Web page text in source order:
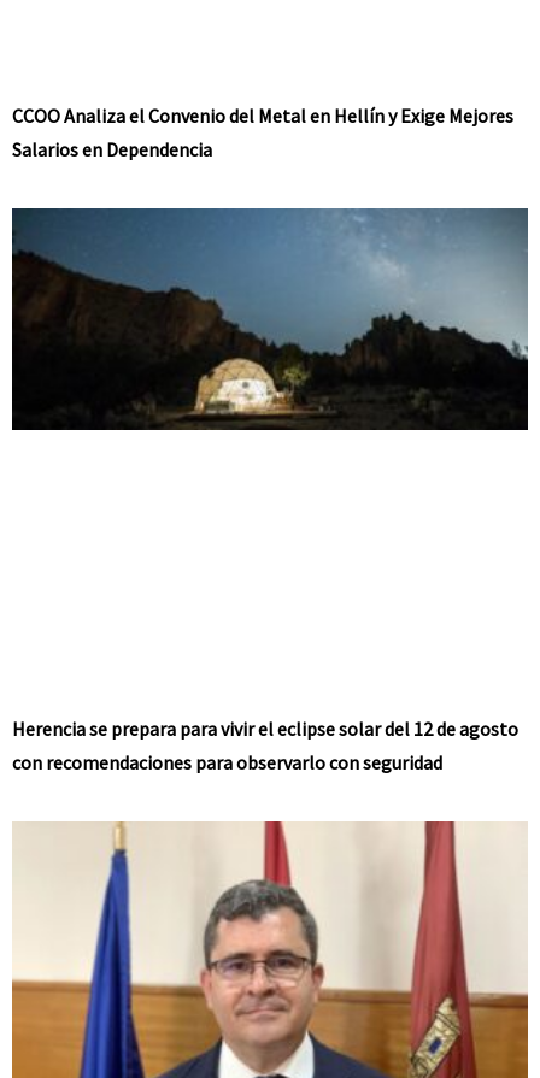
CCOO Analiza el Convenio del Metal en Hellín y Exige Mejores
Salarios en Dependencia
Herencia se prepara para vivir el eclipse solar del 12 de agosto
con recomendaciones para observarlo con seguridad